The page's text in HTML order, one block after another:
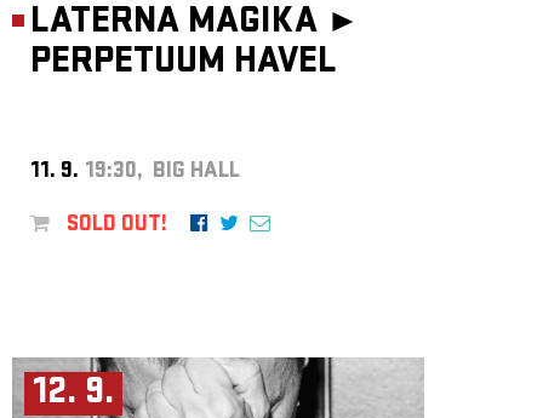
LATERNA MAGIKA ►
PERPETUUM HAVEL
11. 9. 19:30, BIG HALL
SOLD OUT!
12. 9.